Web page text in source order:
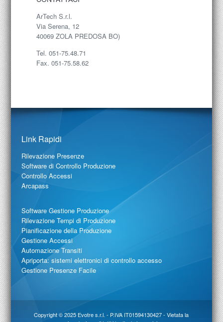
ArTech S.r.l.
Via Serena, 12
40069 ZOLA PREDOSA BO)
Tel. 051-75.48.71
Fax. 051-75.58.62
Link Rapidi
Rilevazione Presenze
Software di Controllo Produzione
Controllo Accessi
Arcapass
Software Gestione Produzione
Rilevazione Tempi di Produzione
Pianificazione della Produzione
Gestione Accessi
Automazione Transiti
Apriporta: sistemi elettronici di controllo accesso
Gestione Presenze Facile
Copyright © 2025 Evotre s.r.l. - P.IVA IT01594130427 - Vietata la